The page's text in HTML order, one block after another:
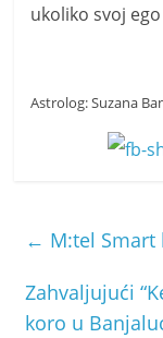
ukoliko svoj
Astrolog: Suzana
← M:tel
Zahvaljujući
koro u